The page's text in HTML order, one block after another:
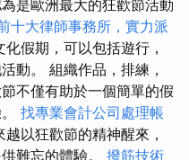
是歐洲最大的狂歡節活動
十大律師事務所，實力派
假期，可以包括遊行，
動。 組織作品，排練，
不僅有助於一個簡單的假
找專業會計公司處理帳
以狂歡節的精神醒來，
難忘的體驗。 撥筋技術